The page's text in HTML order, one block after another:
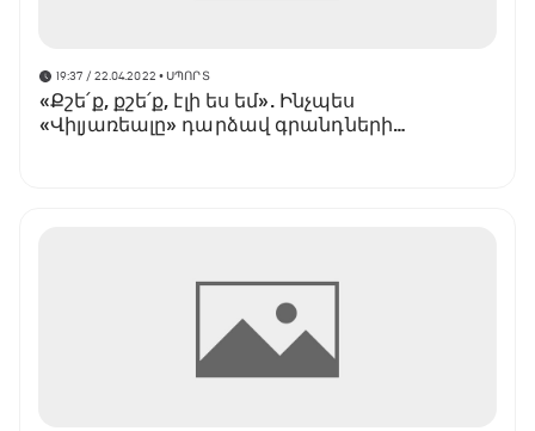
19:37 / 22.04.2022 • ՍՊՈՐՏ
«Քշե՛ք, քշե՛ք, էլի ես եմ». Ինչպես
«Վիլյառեալը» դարձավ գրանդների